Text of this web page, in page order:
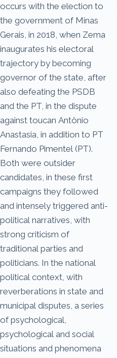
occurs with the election to
the government of Minas
Gerais, in 2018, when Zema
inaugurates his electoral
trajectory by becoming
governor of the state, after
also defeating the PSDB
and the PT, in the dispute
against toucan Antônio
Anastasia, in addition to PT
Fernando Pimentel (PT).
Both were outsider
candidates, in these first
campaigns they followed
and intensely triggered anti-
political narratives, with
strong criticism of
traditional parties and
politicians. In the national
political context, with
reverberations in state and
municipal disputes, a series
of psychological,
psychological and social
situations and phenomena